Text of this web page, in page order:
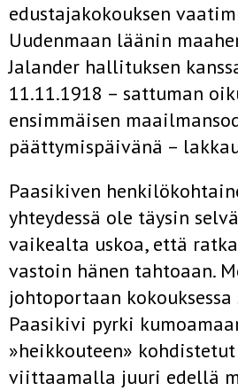
edustajakokouksen
Uudenmaan läänin
Jalander hallituksen
11.11.1918 – sattuman
ensimmäisen
päättymispäivänä –
Paasikiven
yhteydessä ole täysin
vaikealta uskoa, että
vastoin hänen tahtoaan.
johtoportaan
Paa­sikivi pyrki
»heikkouteen»
viittaamalla juuri edellä